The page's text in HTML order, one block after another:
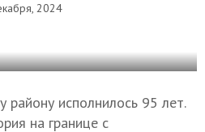
2024
району исполнилось 95 лет.
на границе с